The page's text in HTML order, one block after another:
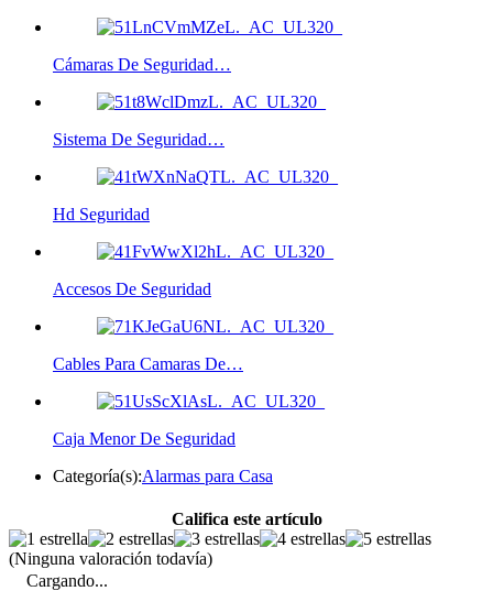
Cámaras De Seguridad…
Sistema De Seguridad…
Hd Seguridad
Accesos De Seguridad
Cables Para Camaras De…
Caja Menor De Seguridad
Categoría(s):Alarmas para Casa
Califica este artículo
(Ninguna valoración todavía)
Cargando...